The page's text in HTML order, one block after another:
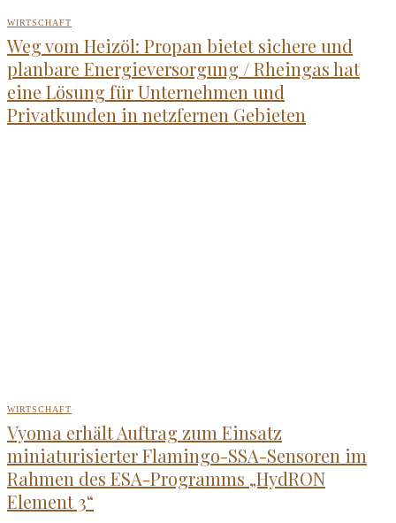
WIRTSCHAFT
Weg vom Heizöl: Propan bietet sichere und
planbare Energieversorgung / Rheingas hat
eine Lösung für Unternehmen und
Privatkunden in netzfernen Gebieten
WIRTSCHAFT
Vyoma erhält Auftrag zum Einsatz
miniaturisierter Flamingo-SSA-Sensoren im
Rahmen des ESA-Programms „HydRON
Element 3“